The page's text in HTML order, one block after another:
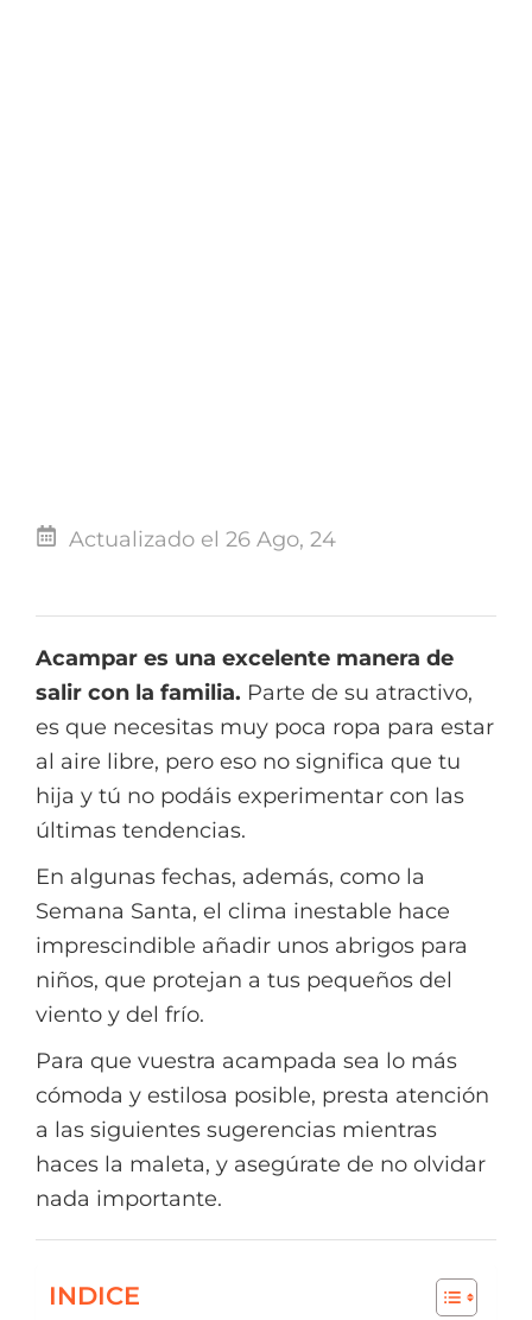
Actualizado el 26 Ago, 24
Acampar es una excelente manera de
salir con la familia. Parte de su atractivo,
es que necesitas muy poca ropa para estar
al aire libre, pero eso no significa que tu
hija y tú no podáis experimentar con las
últimas tendencias.
En algunas fechas, además, como la
Semana Santa, el clima inestable hace
imprescindible añadir unos abrigos para
niños, que protejan a tus pequeños del
viento y del frío.
Para que vuestra acampada sea lo más
cómoda y estilosa posible, presta atención
a las siguientes sugerencias mientras
haces la maleta, y asegúrate de no olvidar
nada importante.
INDICE